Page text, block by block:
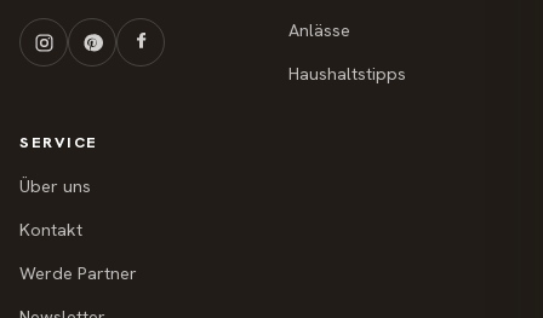
Anlässe
Haushaltstipps
SERVICE
Über uns
Kontakt
Werde Partner